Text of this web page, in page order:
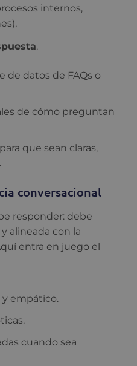
internos,
.
de datos de FAQs o
de cómo preguntan
que sean claras,
conversacional
responder: debe
alineada con la
entra en juego el
y empático.
cuando sea